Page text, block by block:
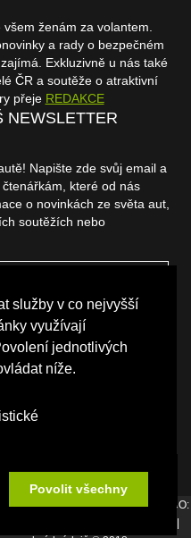
služby v co nejvyšší
využívají
jednotlivých
níže.
Povolit všechny
ženám za volantem.
a rady o bezpečném
Exkluzivně u nás také
ČR a soutěže o atraktivní
přeje REDAKCE
NEWSLETTER
Napište zde svůj email a
které od nás
o novinkách ze světa aut,
soutěžích nebo
vydavatelství Srdce Evropy s.r.o., IČO:
: +420 222 726 364 |